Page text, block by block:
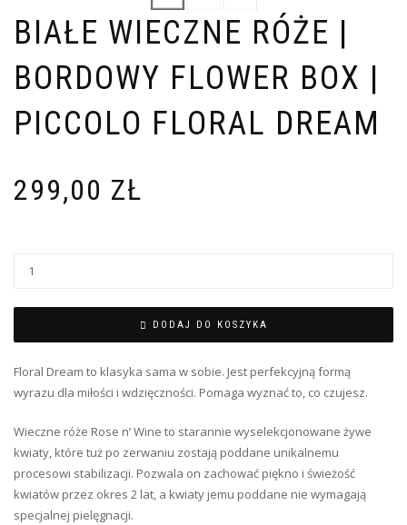
BIAŁE WIECZNE RÓŻE |
BORDOWY FLOWER BOX |
PICCOLO FLORAL DREAM
299,00 ZŁ
DODAJ DO KOSZYKA
Floral Dream to klasyka sama w sobie. Jest perfekcyjną formą
wyrazu dla miłości i wdzięczności. Pomaga wyznać to, co czujesz.
Wieczne róże Rose n’ Wine to starannie wyselekcjonowane żywe
kwiaty, które tuż po zerwaniu zostają poddane unikalnemu
procesowi stabilizacji. Pozwala on zachować piękno i świeżość
kwiatów przez okres 2 lat, a kwiaty jemu poddane nie wymagają
specjalnej pielęgnacji.